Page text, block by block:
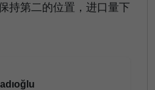
持第二的位置，进口量下